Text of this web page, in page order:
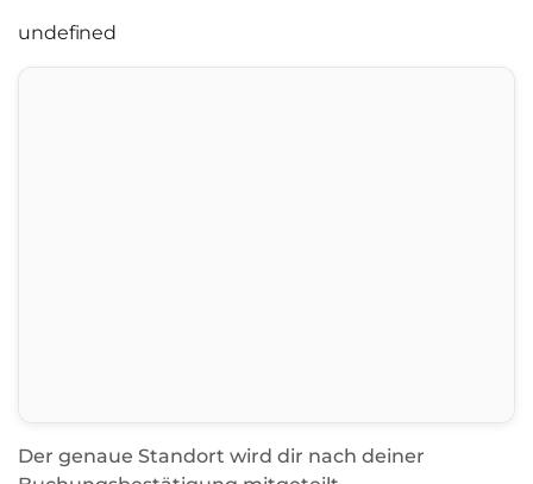
undefined
Der genaue Standort wird dir nach deiner